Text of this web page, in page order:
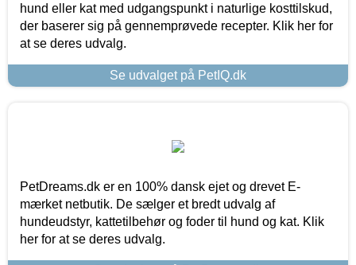
hund eller kat med udgangspunkt i naturlige kosttilskud,
der baserer sig på gennemprøvede recepter. Klik her for
at se deres udvalg.
Se udvalget på PetIQ.dk
PetDreams.dk er en 100% dansk ejet og drevet E-
mærket netbutik. De sælger et bredt udvalg af
hundeudstyr, kattetilbehør og foder til hund og kat. Klik
her for at se deres udvalg.